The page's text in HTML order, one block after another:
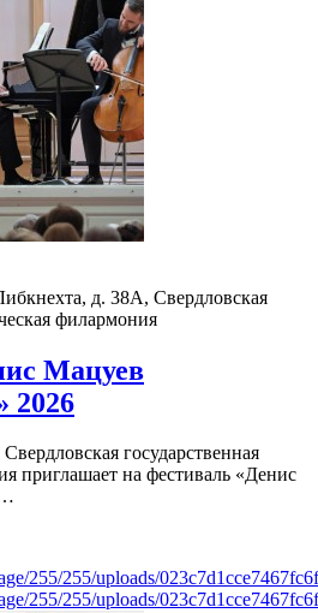
д. 38А, Свердловская
филармония
Мацуев
2026
государственная
приглашает на фестиваль «Денис
255/255/uploads/
255/255/uploads/